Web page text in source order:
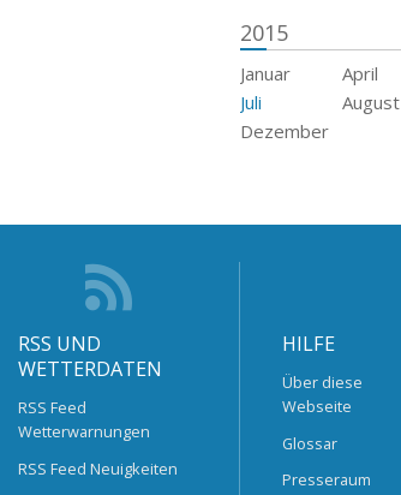
2015
Januar April
Juli
August
Dezember
RSS UND
WETTERDATEN
RSS Feed
Wetterwarnungen
RSS Feed Neuigkeiten
HILFE
Über diese
Webseite
Glossar
Presseraum